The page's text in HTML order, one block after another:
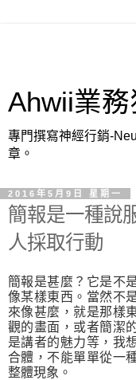
Ahwii業務
專門撰寫神經行銷-
章。
2016年5月9日 星期一
簡報是一種說
人採取行動
簡報是甚麼？它是不
像某樣東西。當然不
來像甚麼，就是那樣
觀的畫面，或者簡潔
是講者的魅力等，我
合體，不能單單從一
整體現象。